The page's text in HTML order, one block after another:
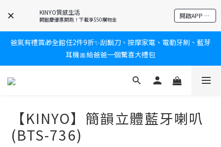
KINYO質感生活
開館慶優惠開跑！下載享$50購物金 開啟APP 享隱藏優惠
新會員送$100購物金✨再享消費回饋無極限
新會員送$100購物金✨再享消費回饋無極限
爸氣有禮賞🎁全館任2件9折✨刮鬍刀、按摩家電、電動牙刷、藍芽
耳機🎀給爸爸一個驚喜大禮包
炎熱夏日救星☀️秒凍扇登場💙半導體製冷 x 微米級冰霧，一秒開
新會員送$100購物金✨再享消費回饋無極限
【KINYO】簡韻立體藍牙喇叭
(BTS-736)